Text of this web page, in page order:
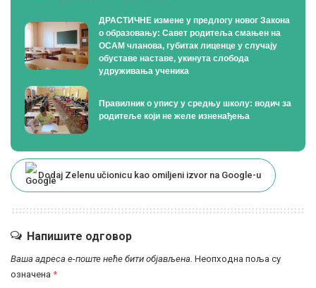
ДРАСТИЧНЕ измене у предлогу новог Закона
о образовању: Савет родитеља смањен на
ОСАМ чланова, губитак лиценце у случају
обуставе наставе, укинута слобода
удруживања ученика
Правилник о упису у средњу школу: водич за
родитеље који не желе изненађења
Dodaj Zelenu učionicu kao omiljeni izvor na Google-u
Напишите одговор
Ваша адреса е-поште неће бити објављена. Неопходна поља су
означена *